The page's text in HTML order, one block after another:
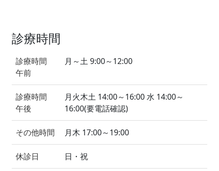
診療時間
診療時間
午前
月～土 9:00～12:00
診療時間
午後
月火木土 14:00～16:00 水 14:00～
16:00(要電話確認)
その他時間 月木 17:00～19:00
休診日 日・祝